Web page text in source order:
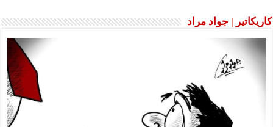
كاريكاتير | جواد مراد